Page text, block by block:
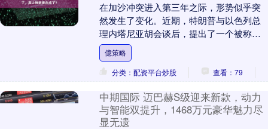
在加沙冲突进入第三年之际，形势似乎突
然发生了变化。近期，特朗普与以色列总
理内塔尼亚胡会谈后，提出了一个被称
为“20点计划”的停火协议。这个计划不仅涉
及双方停火和....
億策略
分类：配资平台炒股
查看：79
中期国际 迈巴赫S级迎来新款，动力
与智能双提升，1468万元豪华魅力尽
显无遗